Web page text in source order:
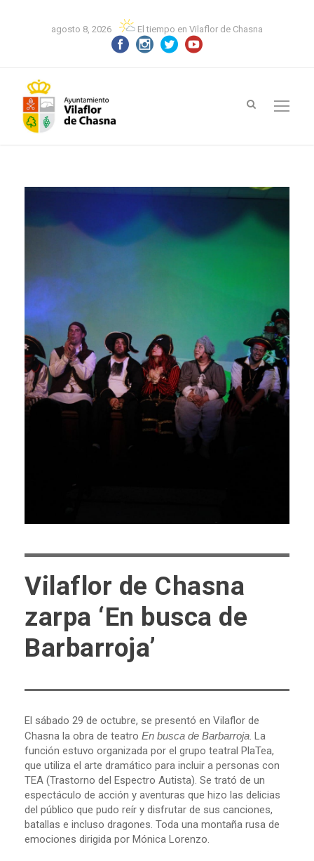
agosto 8, 2026 El tiempo en Vilaflor de Chasna
Vilaflor de Chasna
zarpa ‘En busca de
Barbarroja’
El sábado 29 de octubre, se presentó en Vilaflor de
Chasna la obra de teatro En busca de Barbarroja. La
función estuvo organizada por el grupo teatral PlaTea,
que utiliza el arte dramático para incluir a personas con
TEA (Trastorno del Espectro Autista). Se trató de un
espectáculo de acción y aventuras que hizo las delicias
del público que pudo reír y disfrutar de sus canciones,
batallas e incluso dragones. Toda una montaña rusa de
emociones dirigida por Mónica Lorenzo.